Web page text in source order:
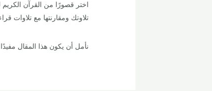
اختر قصورًا من القرآن
تلاوتك ومقارنتها مع تلاوات
نأمل أن يكون هذا المقال